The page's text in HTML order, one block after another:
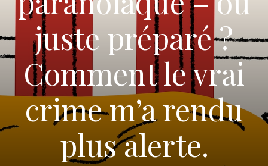
juste préparé ?
Comment le vrai
crime m’a rendu
plus alerte.